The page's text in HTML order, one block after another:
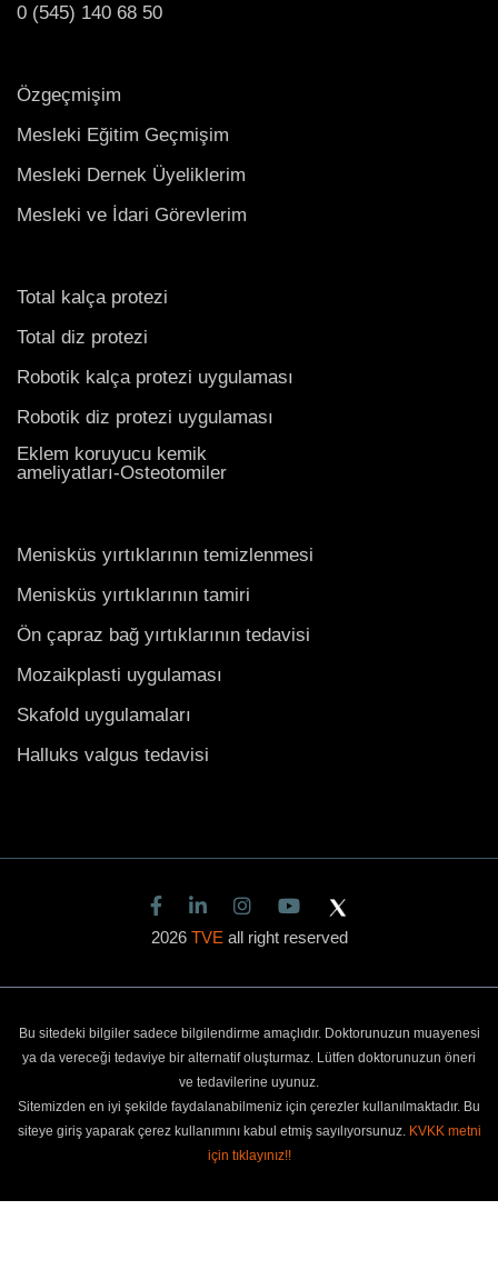
0 (545) 140 68 50
Özgeçmişim
Mesleki Eğitim Geçmişim
Mesleki Dernek Üyeliklerim
Mesleki ve İdari Görevlerim
Total kalça protezi
Total diz protezi
Robotik kalça protezi uygulaması
Robotik diz protezi uygulaması
Eklem koruyucu kemik
ameliyatları-Osteotomiler
Menisküs yırtıklarının temizlenmesi
Menisküs yırtıklarının tamiri
Ön çapraz bağ yırtıklarının tedavisi
Mozaikplasti uygulaması
Skafold uygulamaları
Halluks valgus tedavisi
2026 TVE all right reserved
Bu sitedeki bilgiler sadece bilgilendirme amaçlıdır. Doktorunuzun muayenesi
ya da vereceği tedaviye bir alternatif oluşturmaz. Lütfen doktorunuzun öneri
ve tedavilerine uyunuz.
Sitemizden en iyi şekilde faydalanabilmeniz için çerezler kullanılmaktadır. Bu
siteye giriş yaparak çerez kullanımını kabul etmiş sayılıyorsunuz. KVKK metni
için tıklayınız!!